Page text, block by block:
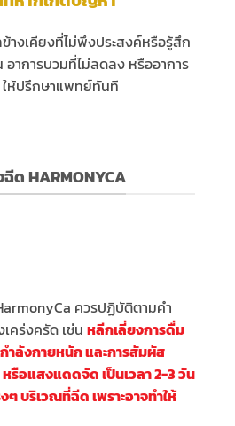
งเคียงที่ไม่พึงประสงค์หรือรู้สึก
อาการบวมที่ไม่ลดลง หรืออาการ
ให้ปรึกษาแพทย์ทันที
ด HARMONYCA
ควรปฏิบัติตามคำ
คร่งครัด เช่น หลีกเลี่ยงการดื่ม
ำลังกายหนักและการสัมผัส
หรือแสงแดดจัด เป็นเวลา 2-3 วัน
บริเวณที่ฉีด เพราะอาจทำให้